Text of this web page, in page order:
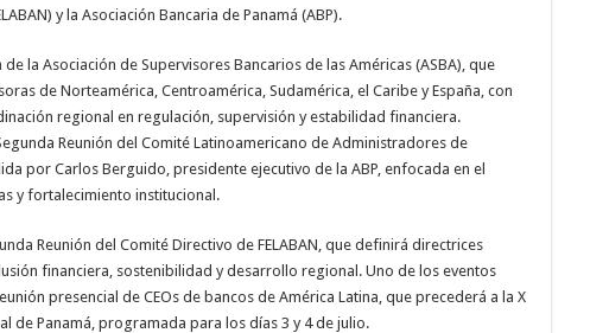
y la Asociación Bancaria de Panamá (ABP).
la Asociación de Supervisores Bancarios de las Américas (ASBA), que
de Norteamérica, Centroamérica, Sudamérica, el Caribe y España, con
regional en regulación, supervisión y estabilidad financiera.
Reunión del Comité Latinoamericano de Administradores de
por Carlos Berguido, presidente ejecutivo de la ABP, enfocada en el
y fortalecimiento institucional.
Reunión del Comité Directivo de FELABAN, que definirá directrices
financiera, sostenibilidad y desarrollo regional. Uno de los eventos
presencial de CEOs de bancos de América Latina, que precederá a la X
de Panamá, programada para los días 3 y 4 de julio.